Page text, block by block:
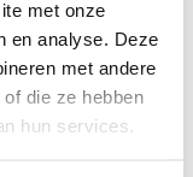
met onze
en analyse. Deze
met andere
die ze hebben
hun services.